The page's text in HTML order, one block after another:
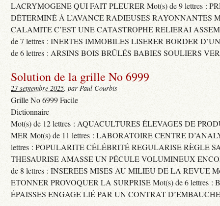
LACRYMOGENE QUI FAIT PLEURER Mot(s) de 9 lettres :
DÉTERMINÉ À L’AVANCE RADIEUSES RAYONNANTES
CALAMITE C’EST UNE CATASTROPHE RELIERAI
de 7 lettres : INERTES IMMOBILES LISERER BORDER
de 6 lettres : ARSINS BOIS BRÛLÉS BABIES SOULIERS
Solution de la grille No 6999
23 septembre 2025, par Paul Courbis
Grille No 6999 Facile
Dictionnaire
Mot(s) de 12 lettres : AQUACULTURES ÉLEVAGES DE
MER Mot(s) de 11 lettres : LABORATOIRE CENTRE
lettres : POPULARITE CÉLÉBRITÉ REGULARISE RÈGLE
THESAURISE AMASSE UN PÉCULE VOLUMINEUX
de 8 lettres : INSEREES MISES AU MILIEU DE LA REVUE
ETONNER PROVOQUER LA SURPRISE Mot(s) de 6 lettres :
ÉPAISSES ENGAGE LIÉ PAR UN CONTRAT